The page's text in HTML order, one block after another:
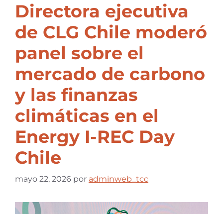
Directora ejecutiva
de CLG Chile moderó
panel sobre el
mercado de carbono
y las finanzas
climáticas en el
Energy I-REC Day
Chile
mayo 22, 2026 por adminweb_tcc